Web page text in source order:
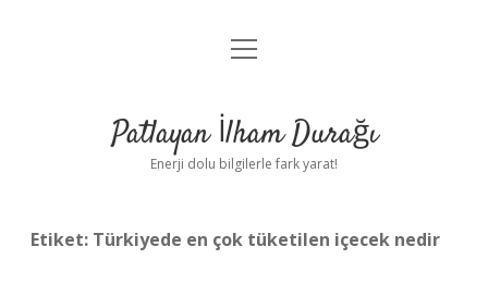
Anasayfa
Yasal Uyarı
menüyü
Patlayan İlham Durağı
Enerji dolu bilgilerle fark yarat!
Etiket: Türkiyede en çok tüketilen içecek nedir